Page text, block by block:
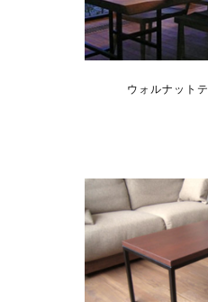
ウォルナット